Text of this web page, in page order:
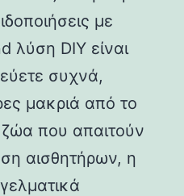
με
λύση DIY είναι
συχνά,
μακριά από το
ζώα που απαιτούν
αισθητήρων, η